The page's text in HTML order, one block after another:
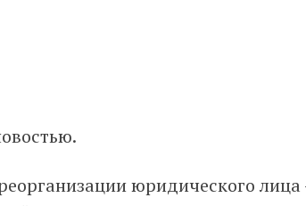
развития
юридического